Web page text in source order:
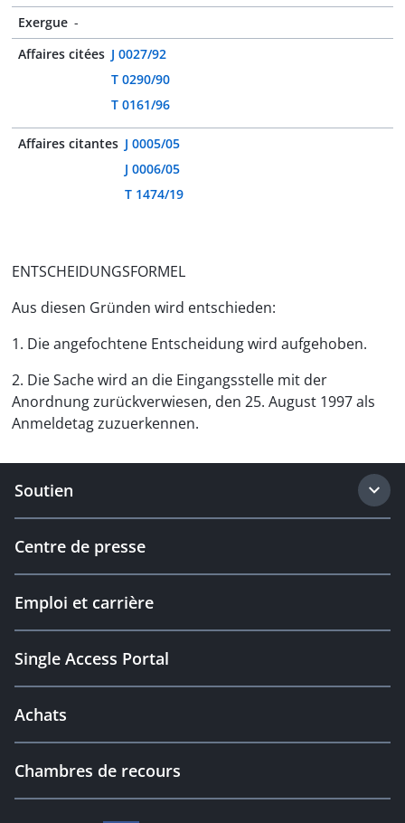
Exergue -
Affaires citées J 0027/92
T 0290/90
T 0161/96
Affaires citantes J 0005/05
J 0006/05
T 1474/19
ENTSCHEIDUNGSFORMEL
Aus diesen Gründen wird entschieden:
1. Die angefochtene Entscheidung wird aufgehoben.
2. Die Sache wird an die Eingangsstelle mit der
Anordnung zurückverwiesen, den 25. August 1997 als
Anmeldetag zuzuerkennen.
Soutien
Centre de presse
Emploi et carrière
Single Access Portal
Achats
Chambres de recours